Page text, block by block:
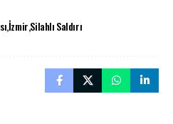
İzmirSilahlı Saldırı